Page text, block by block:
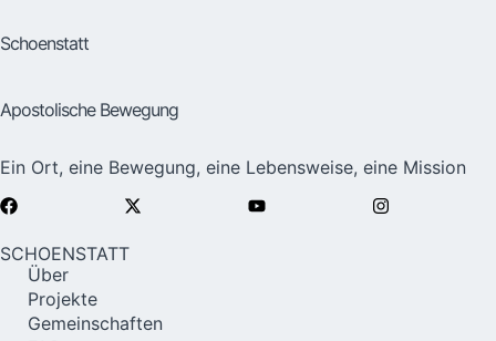
Schoenstatt
Apostolische Bewegung
Ein Ort, eine Bewegung, eine Lebensweise, eine Mission
SCHOENSTATT
Über
Projekte
Gemeinschaften